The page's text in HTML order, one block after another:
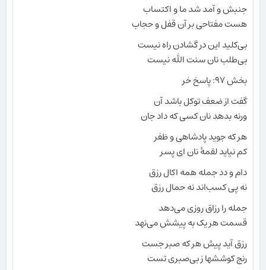
جنبش و آمد شد ما و اکتساب
هست مفتاحی بر آن قفل و حجاب
بی‌کلید این در گشادن راه نیست
بی‌طلب نان سنت الله نیست
بخش ۹۷: پاسخ خر
گفت از ضعف توکل باشد آن
ورنه بدهد نان کسی که داد جان
هر که جوید پادشاهی و ظفر
کم نیاید لقمهٔ نان ای پسر
دام و دد جمله همه اکال رزق
نه پی کسب‌اند نه حمال رزق
جمله را رزاق روزی می‌دهد
قسمت هر یک به پیشش می‌نهد
رزق آید پیش هر که صبر جست
رنج کوششها ز بی‌صبری تست